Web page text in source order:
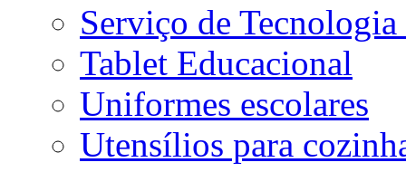
Serviço de
Tablet Educacional
Uniformes escolares
Utensílios para